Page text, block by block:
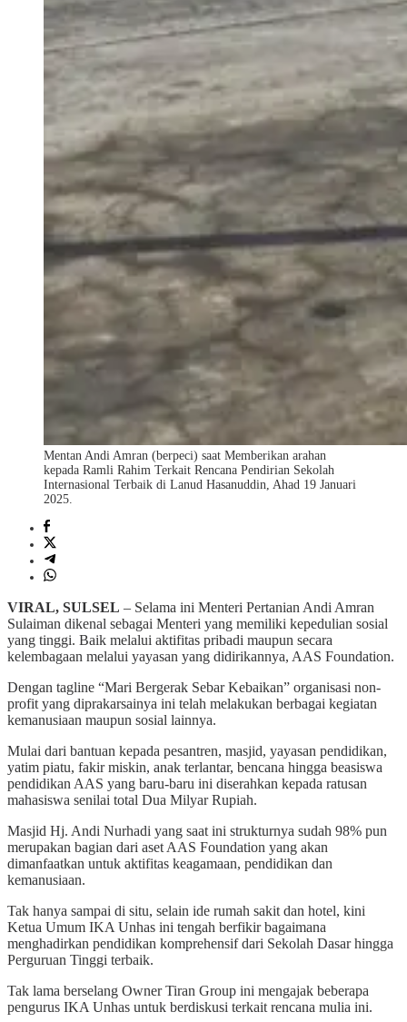
Mentan Andi Amran (berpeci) saat Memberikan arahan
kepada Ramli Rahim Terkait Rencana Pendirian Sekolah
Internasional Terbaik di Lanud Hasanuddin, Ahad 19 Januari
2025.
VIRAL, SULSEL – Selama ini Menteri Pertanian Andi Amran
Sulaiman dikenal sebagai Menteri yang memiliki kepedulian sosial
yang tinggi. Baik melalui aktifitas pribadi maupun secara
kelembagaan melalui yayasan yang didirikannya, AAS Foundation.
Dengan tagline “Mari Bergerak Sebar Kebaikan” organisasi non-
profit yang diprakarsainya ini telah melakukan berbagai kegiatan
kemanusiaan maupun sosial lainnya.
Mulai dari bantuan kepada pesantren, masjid, yayasan pendidikan,
yatim piatu, fakir miskin, anak terlantar, bencana hingga beasiswa
pendidikan AAS yang baru-baru ini diserahkan kepada ratusan
mahasiswa senilai total Dua Milyar Rupiah.
Masjid Hj. Andi Nurhadi yang saat ini strukturnya sudah 98% pun
merupakan bagian dari aset AAS Foundation yang akan
dimanfaatkan untuk aktifitas keagamaan, pendidikan dan
kemanusiaan.
Tak hanya sampai di situ, selain ide rumah sakit dan hotel, kini
Ketua Umum IKA Unhas ini tengah berfikir bagaimana
menghadirkan pendidikan komprehensif dari Sekolah Dasar hingga
Perguruan Tinggi terbaik.
Tak lama berselang Owner Tiran Group ini mengajak beberapa
pengurus IKA Unhas untuk berdiskusi terkait rencana mulia ini.